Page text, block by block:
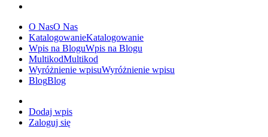
O NasO Nas
KatalogowanieKatalogowanie
Wpis na BloguWpis na Blogu
MultikodMultikod
Wyróżnienie wpisuWyróżnienie wpisu
BlogBlog
Dodaj wpis
Zaloguj się